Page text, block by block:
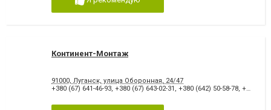
Континент-Монтаж
91000, Луганск, улица Оборонная, 24/47
+380 (67) 641-46-93, +380 (67) 643-02-31 , +380 (642) 50-58-78, +380 (642) 33-74-31